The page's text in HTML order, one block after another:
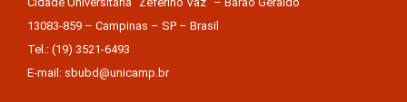
13083-859 – Campinas – SP – Brasil
Tel.: (19) 3521-6493
E-mail: sbubd@unicamp.br